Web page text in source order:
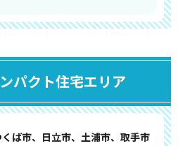
パクト住宅エリア
ば市、日立市、土浦市、取手市